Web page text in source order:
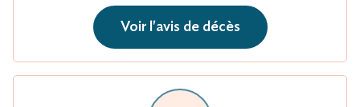
Voir l'avis de décès